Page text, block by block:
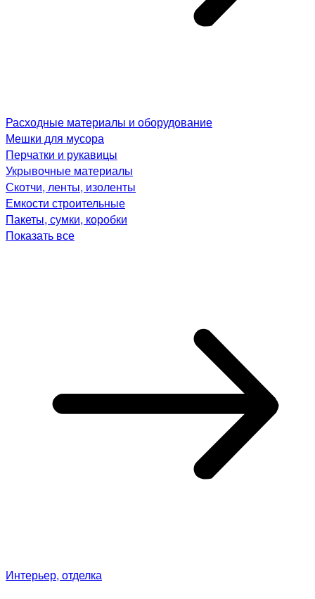
Расходные материалы и оборудование
Мешки для мусора
Перчатки и рукавицы
Укрывочные материалы
Скотчи, ленты, изоленты
Емкости строительные
Пакеты, сумки, коробки
Показать все
Интерьер, отделка